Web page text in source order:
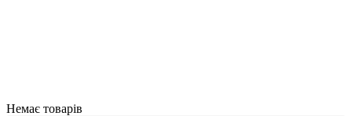
Немає товарів